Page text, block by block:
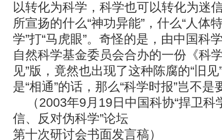
以转化为科学，科学也可以转化为迷
所宣扬的什么“神功异能”，什么“人体
学”打“马虎眼”。奇怪的是，由中国科
自然科学基金委员会合办的一份《科
见”版，竟然也出现了这种陈腐的“旧
是“相通”的话，那么“科学时报”岂不是
（2003年9月19日中国科协“捍卫科
信、反对伪科学”论坛
第十次研讨会书面发言稿）